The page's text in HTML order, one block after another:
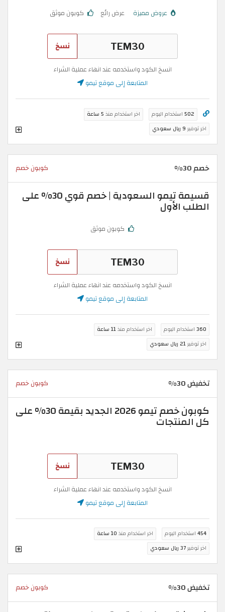
عروض مميزة عرض رائع كوبون موثق
نسخ
انسخ الكود واستخدمه عند انهاء عملية الشراء
المتابعة إلى موقع تيمو
502 استخدام اليوم اخر استخدام منذ 5 ساعة
اخر توفير 9 ريال سعودي
خصم 30% كوبون خصم
قسيمة تيمو السعودية | خصم قوي 30% على
الطلب الأول
كوبون موثق
نسخ
انسخ الكود واستخدمه عند انهاء عملية الشراء
المتابعة إلى موقع تيمو
360 استخدام اليوم اخر استخدام منذ11 ساعة
اخر توفير21 ريال سعودي
تخفيض 30% كوبون خصم
كوبون خصم تيمو 2026 الجديد بقيمة 30% على
كل المنتجات
نسخ
انسخ الكود واستخدمه عند انهاء عملية الشراء
المتابعة إلى موقع تيمو
454 استخدام اليوم اخر استخدام منذ 10 ساعة
اخر توفير37 ريال سعودي
تخفيض 30% كوبون خصم